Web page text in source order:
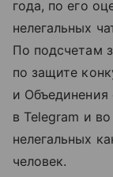
года, по его
нелегальных
По подсчетам
по защите
и Объединения
в Telegram и
нелегальных
человек.